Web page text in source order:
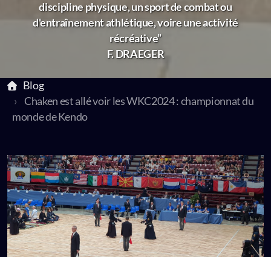
discipline physique, un sport de combat ou
d'entraînement athlétique, voire une activité
récréative”
F. DRAEGER
Blog
Chaken est allé voir les WKC2024 : championnat du
monde de Kendo